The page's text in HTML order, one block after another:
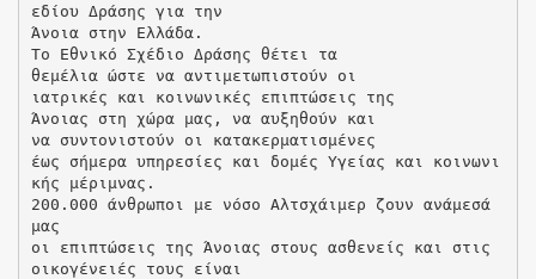
εδίου Δράσης για την
Άνοια στην Ελλάδα.
Το Εθνικό Σχέδιο Δράσης θέτει τα
θεμέλια ώστε να αντιμετωπιστούν οι
ιατρικές και κοινωνικές επιπτώσεις της
Άνοιας στη χώρα μας, να αυξηθούν και
να συντονιστούν οι κατακερματισμένες
έως σήμερα υπηρεσίες και δομές Υγείας και κοινωνι
κής μέριμνας.
200.000 άνθρωποι με νόσο Αλτσχάιμερ ζουν ανάμεσά
μας
οι επιπτώσεις της Άνοιας στους ασθενείς και στις
οικογένειές τους είναι